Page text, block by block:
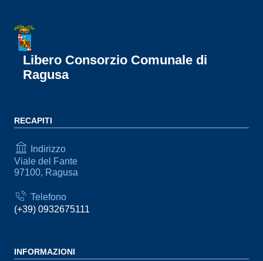
Libero Consorzio Comunale di
Ragusa
RECAPITI
Indirizzo
Viale del Fante
97100, Ragusa
Telefono
(+39) 0932675111
INFORMAZIONI